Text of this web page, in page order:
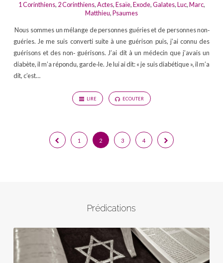
1 Corinthiens, 2 Corinthiens,Actes,Esaïe,Exode,Galates,Luc,Marc,
Matthieu,Psaumes
Nous sommes un mélange de personnes guéries et de personnes non‐
guéries. Je me suis converti suite à une guérison puis, j’ai connu des
guérisons et des non‐ guérisons. J’ai dit à un médecin que j’avais un
diabète, il m’a répondu, garde‐le. Je lui ai dit: « je suis diabétique », il m’a
dit, c’est…
LIRE ECOUTER
1 2 3 4
Prédications